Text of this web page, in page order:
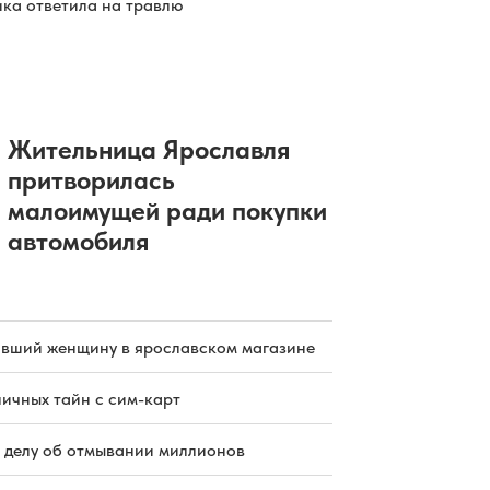
ответила на травлю
Жительница Ярославля
притворилась
малоимущей ради покупки
автомобиля
женщину в ярославском магазине
тайн с сим-карт
об отмывании миллионов